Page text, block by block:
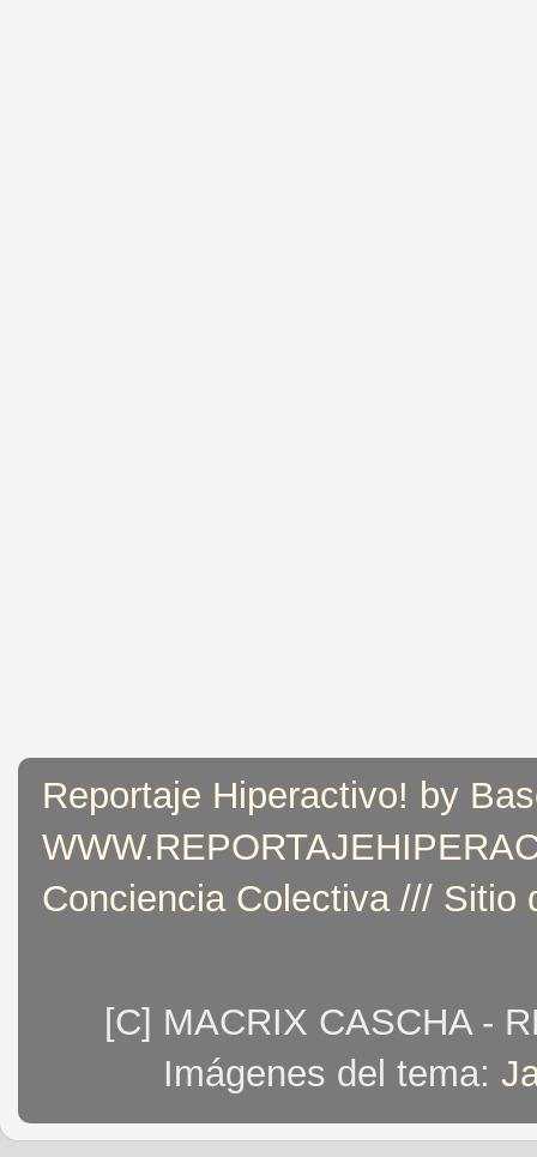
Reportaje Hiperactivo! by
Conciencia Colectiva /// Sitio
[C] MACRIX CASCHA -
Imágenes del tema: